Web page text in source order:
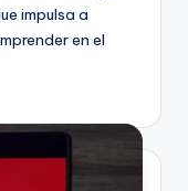
impulsa a
en el